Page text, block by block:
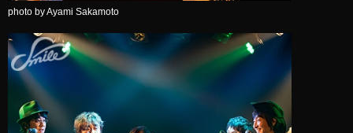
photo by Ayami Sakamoto